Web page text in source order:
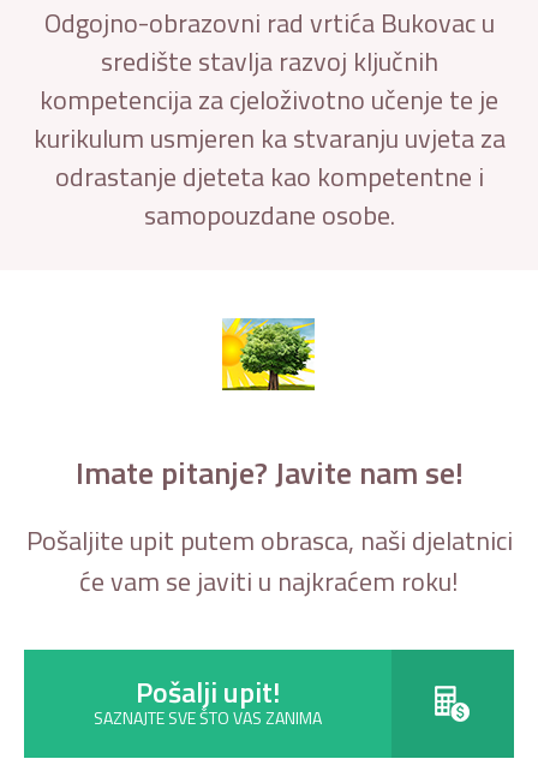
Odgojno-obrazovni rad vrtića Bukovac u
središte stavlja razvoj ključnih
kompetencija za cjeloživotno učenje te je
kurikulum usmjeren ka stvaranju uvjeta za
odrastanje djeteta kao kompetentne i
samopouzdane osobe.
Imate pitanje? Javite nam se!
Pošaljite upit putem obrasca, naši djelatnici
će vam se javiti u najkraćem roku!
Pošalji upit!
SAZNAJTE SVE ŠTO VAS ZANIMA